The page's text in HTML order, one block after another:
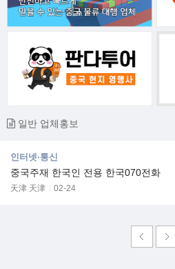
일반 업체홍보
인터넷·통신
중국주재 한국인 전용 한국070전화
天津 天津 02-24